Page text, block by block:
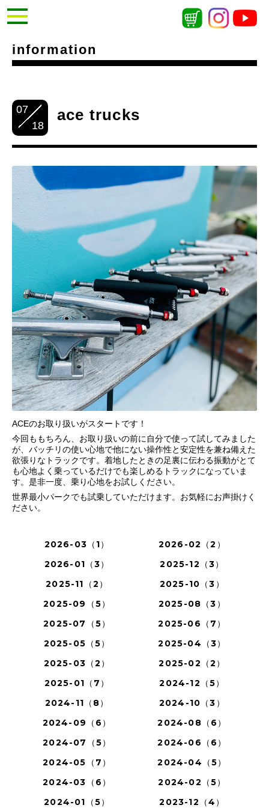
information
07
18
ace trucks
ACEのお取り扱いがスタートです！
今回ももちろん、お取り扱いの前に自分で使って試してみました
が、バッチリの使い心地で他にない操作性と安定性を兼ね備えた
欲張りなトラックです。着地したときの足裏に伝わる振動がとて
も心地よく乗っているだけでも楽しめるトラックになっていま
す。是非一度、乗り心地をお試しください。
世界最小パークでも試乗していただけます。お気軽にお声掛けく
ださい。
2026-03（1）
2026-02（2）
2026-01（3）
2025-12（3）
2025-11（2）
2025-10（3）
2025-09（5）
2025-08（3）
2025-07（5）
2025-06（7）
2025-05（5）
2025-04（3）
2025-03（2）
2025-02（2）
2025-01（7）
2024-12（5）
2024-11（8）
2024-10（3）
2024-09（6）
2024-08（6）
2024-07（5）
2024-06（6）
2024-05（7）
2024-04（5）
2024-03（6）
2024-02（5）
2024-01（5）
2023-12（4）